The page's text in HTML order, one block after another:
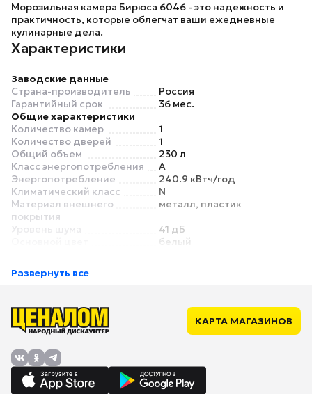
Морозильная камера Бирюса 6046 - это надежность и
практичность, которые облегчат ваши ежедневные
кулинарные дела.
Характеристики
Заводские данные
Страна-производитель
Россия
Гарантийный срок
36 мес.
Общие характеристики
Количество камер
1
Количество дверей
1
Общий объем
230 л
Класс энергопотребления
A
Энергопотребление
240.9 кВтч/год
Климатический класс
N
Материал внешнего
покрытия
металл, пластик
Уровень шума
41 дБ
белый
Размораживание
Минимальная температура
Общее количество
отделений
дверцей
Количество открытых
полок
нет
Развернуть все
КАРТА МАГАЗИНОВ